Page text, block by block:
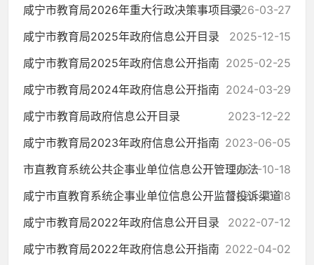
咸宁市教育局2026年重大行政决策事项目录2026-03-27
咸宁市教育局2025年政府信息公开目录
2025-12-15
咸宁市教育局2025年政府信息公开指南 2025-02-25
咸宁市教育局2024年政府信息公开指南 2024-03-29
咸宁市教育局政府信息公开目录
2023-12-22
咸宁市教育局2023年政府信息公开指南 2023-06-05
市直教育系统公共企事业单位信息公开管理办法2022-10-18
咸宁市直教育系统企事业单位信息公开监督投诉渠道
2022-10-18
咸宁市教育局2022年政府信息公开目录
2022-07-12
咸宁市教育局2022年政府信息公开指南 2022-04-02